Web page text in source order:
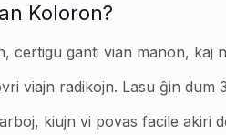
Koloron?
certigu ganti vian manon, kaj
viajn radikojn. Lasu ĝin dum
kiujn vi povas facile akiri